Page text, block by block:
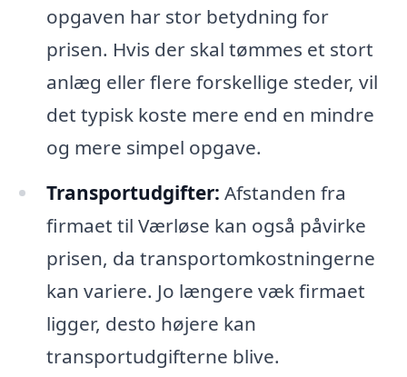
opgaven har stor betydning for
prisen. Hvis der skal tømmes et stort
anlæg eller flere forskellige steder, vil
det typisk koste mere end en mindre
og mere simpel opgave.
Transportudgifter: Afstanden fra
firmaet til Værløse kan også påvirke
prisen, da transportomkostningerne
kan variere. Jo længere væk firmaet
ligger, desto højere kan
transportudgifterne blive.